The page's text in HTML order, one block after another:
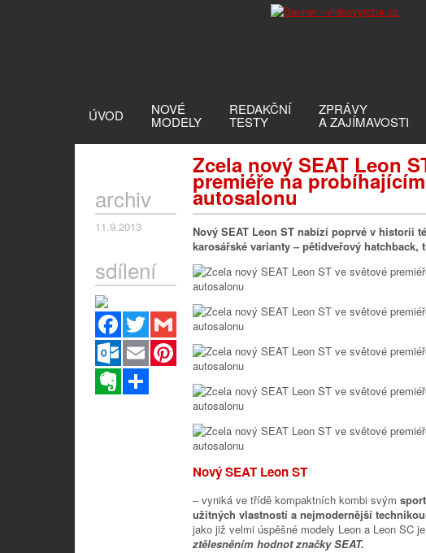
ÚVOD NOVÉ
MODELY
REDAKČNÍ
TESTY
ZPRÁVY
A ZAJÍMAVOSTI
Zcela nový SEAT Leon
premiéře na
autosalonu
archiv
11.9.2013
sdílení
Facebook
Twitter
Gmail
Outlook.com
Email
Pinterest
Evernote
Nový SEAT Leon ST nabízí poprvé v historii
karosářské varianty – pětidveřový hatchback,
Nový SEAT Leon ST
– vyniká ve třídě kompaktních kombi svým
užitných vlastností a nejmodernější technikou
jako již velmi úspěšné modely Leon a Leon SC
ztělesněním hodnot značky SEAT.